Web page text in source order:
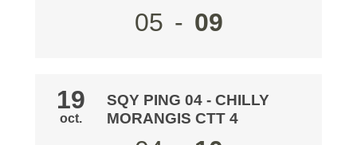
05 - 09
19
oct.
SQY PING 04 - CHILLY
MORANGIS CTT 4